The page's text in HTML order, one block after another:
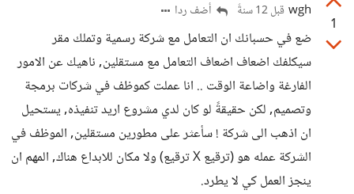
1
wgh قبل 12 سنةً أضف ردا
ضع في حسبانك ان التعامل مع شركة رسمية وتملك مقر
سيكلفك اضعاف اضعاف التعامل مع مستقلين, ناهيك عن الامور
الفارغة واضاعة الوقت .. انا عملت كموظف في شركات برمجة
وتصميم, لكن حقيقةً لو كان لدي مشروع اريد تنفيذه, يستحيل
ان اذهب الى شركة ! سأعثر على مطورين مستقلين, الموظف في
الشركة عمله هو (ترقيع X ترقيع) ولا مكان للابداع هناك, المهم ان
ينجز العمل كي لا يطرد.